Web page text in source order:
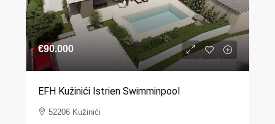
€90.000
EFH Kužinići Istrien Swimminpool
52206 Kužinići